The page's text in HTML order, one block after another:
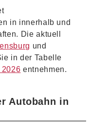
in innerhalb und
Die aktuell
und
in der Tabelle
entnehmen.
Autobahn in